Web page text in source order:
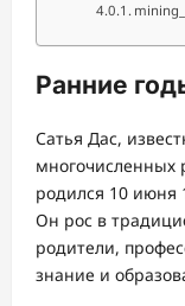
Ранние
Сатья Дас,
многочисленных
родился 10 июня
Он рос в
родители,
знание и